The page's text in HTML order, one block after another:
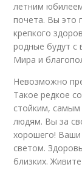
летним
почета. Вы это
крепкого
родные будут с
Мира и
Невозможно
Такое редкое
стойким,
людям. Вы за
хорошего! Ваши
светом.
близких.